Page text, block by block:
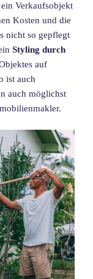
Verkaufsobjekt
Kosten und die
nicht so gepflegt
Styling durch
auf
ist auch
auch möglichst